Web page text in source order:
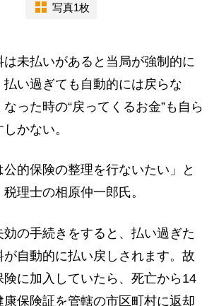
写真1枚
未払いがあると当局が強制的に
い過ぎても自動的には戻らな
った時の“戻ってくるお金”も自ら
かない。
公的保険の整理を行ないたい」と
理士の相原仲一郎氏。
効の手続きをすると、払い過ぎた
自動的に払い戻しされます。故
険に加入していたら、死亡から14
康保険証を管轄の市区町村に返却